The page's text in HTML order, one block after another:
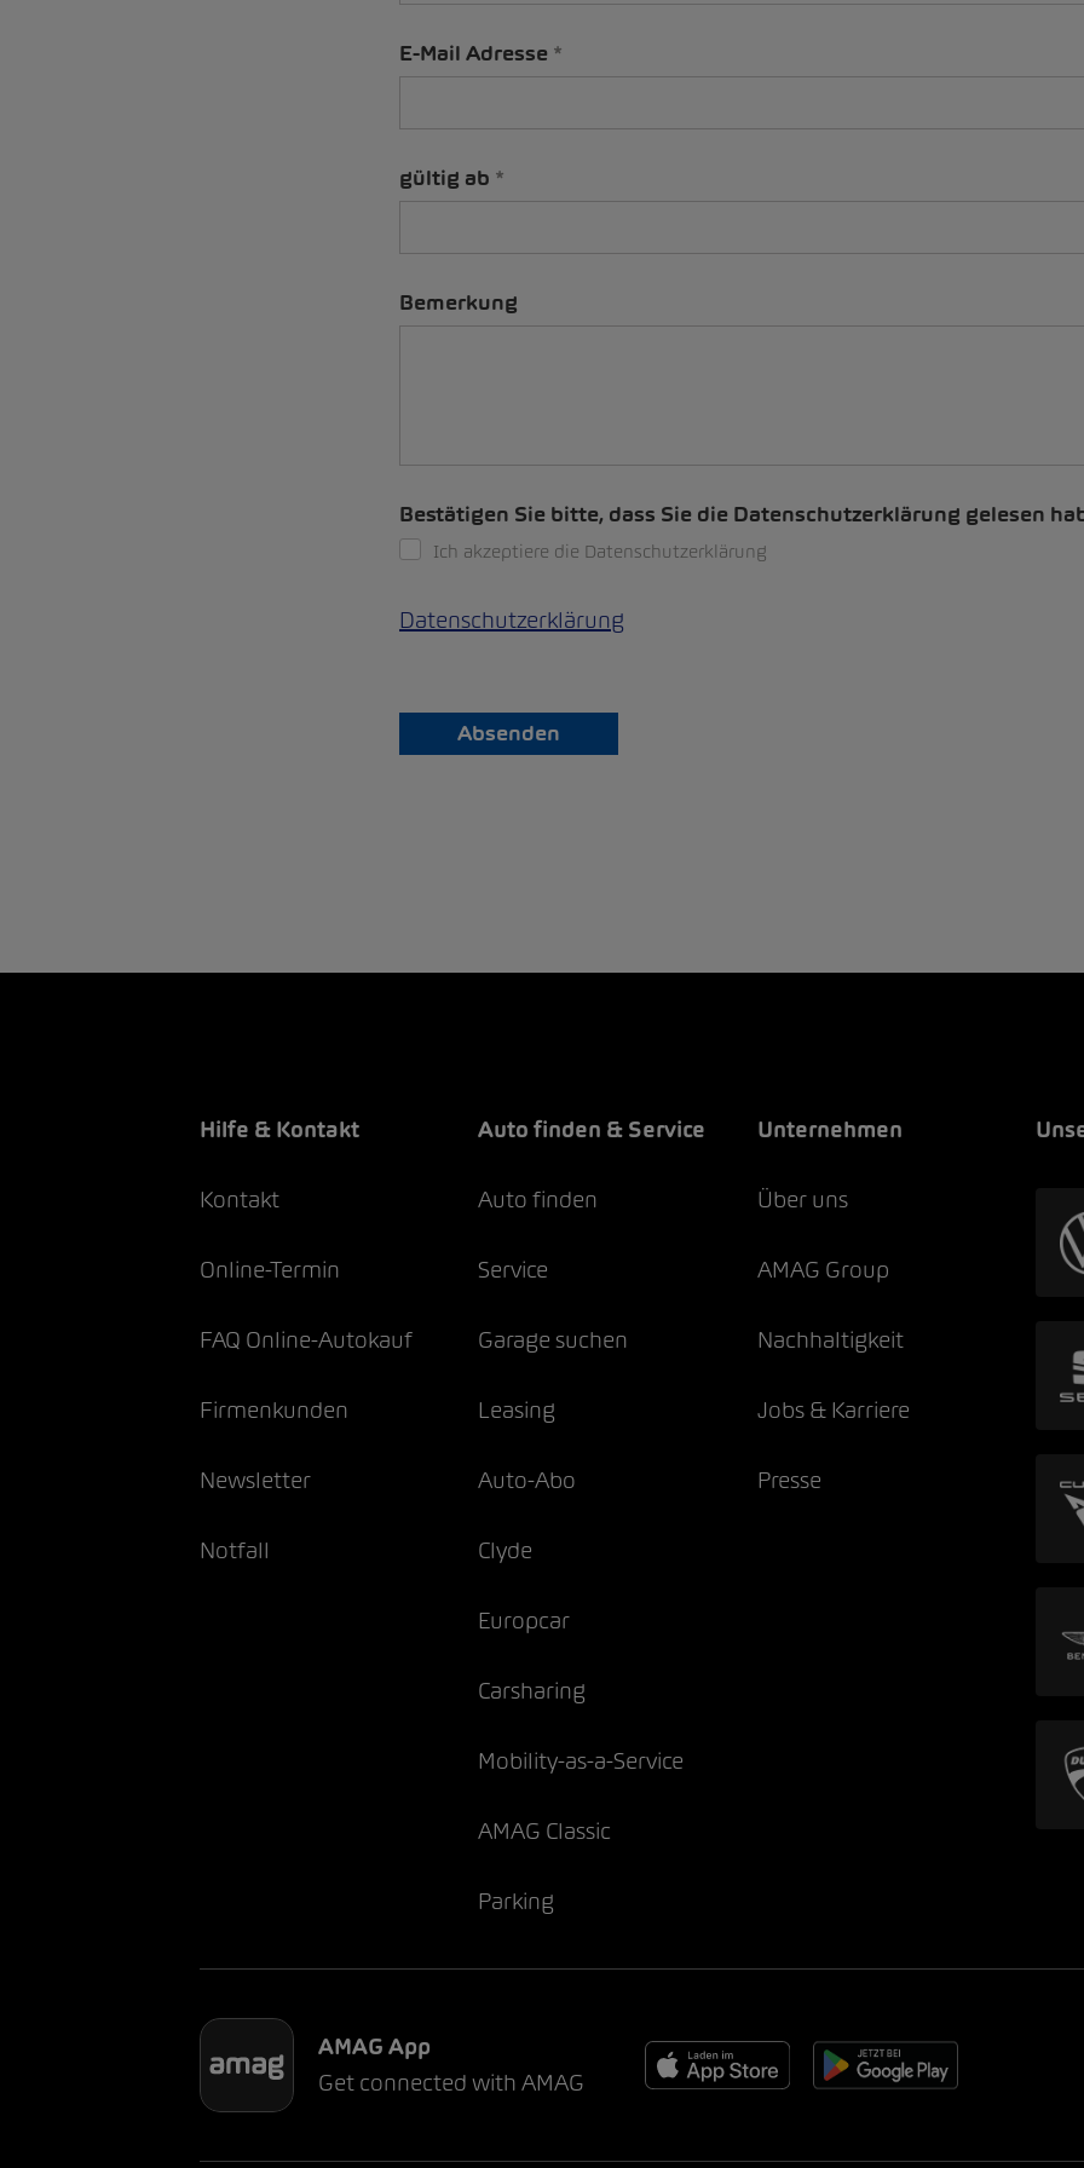
E-Mail Adresse
gültig ab
Bemerkung
Bestätigen Sie bitte, dass Sie die Datenschutzerklärung gelesen
Ich akzeptiere die Datenschutzerklärung
Datenschutzerklärung
Absenden
Hilfe & Kontakt
Kontakt
Online-Termin
FAQ Online-Autokauf
Firmenkunden
Newsletter
Notfall
Auto finden & Service
Auto finden
Service
Garage suchen
Leasing
Auto-Abo
Clyde
Europcar
Carsharing
Mobility-as-a-Service
AMAG Classic
Parking
Unternehmen
Über uns
AMAG Group
Nachhaltigkeit
Jobs & Karriere
Presse
AMAG App
Get connected with AMAG